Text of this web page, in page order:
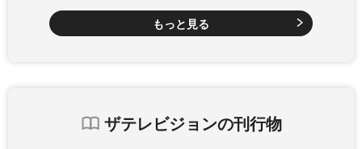
もっと見る
ザテレビジョンの刊行物